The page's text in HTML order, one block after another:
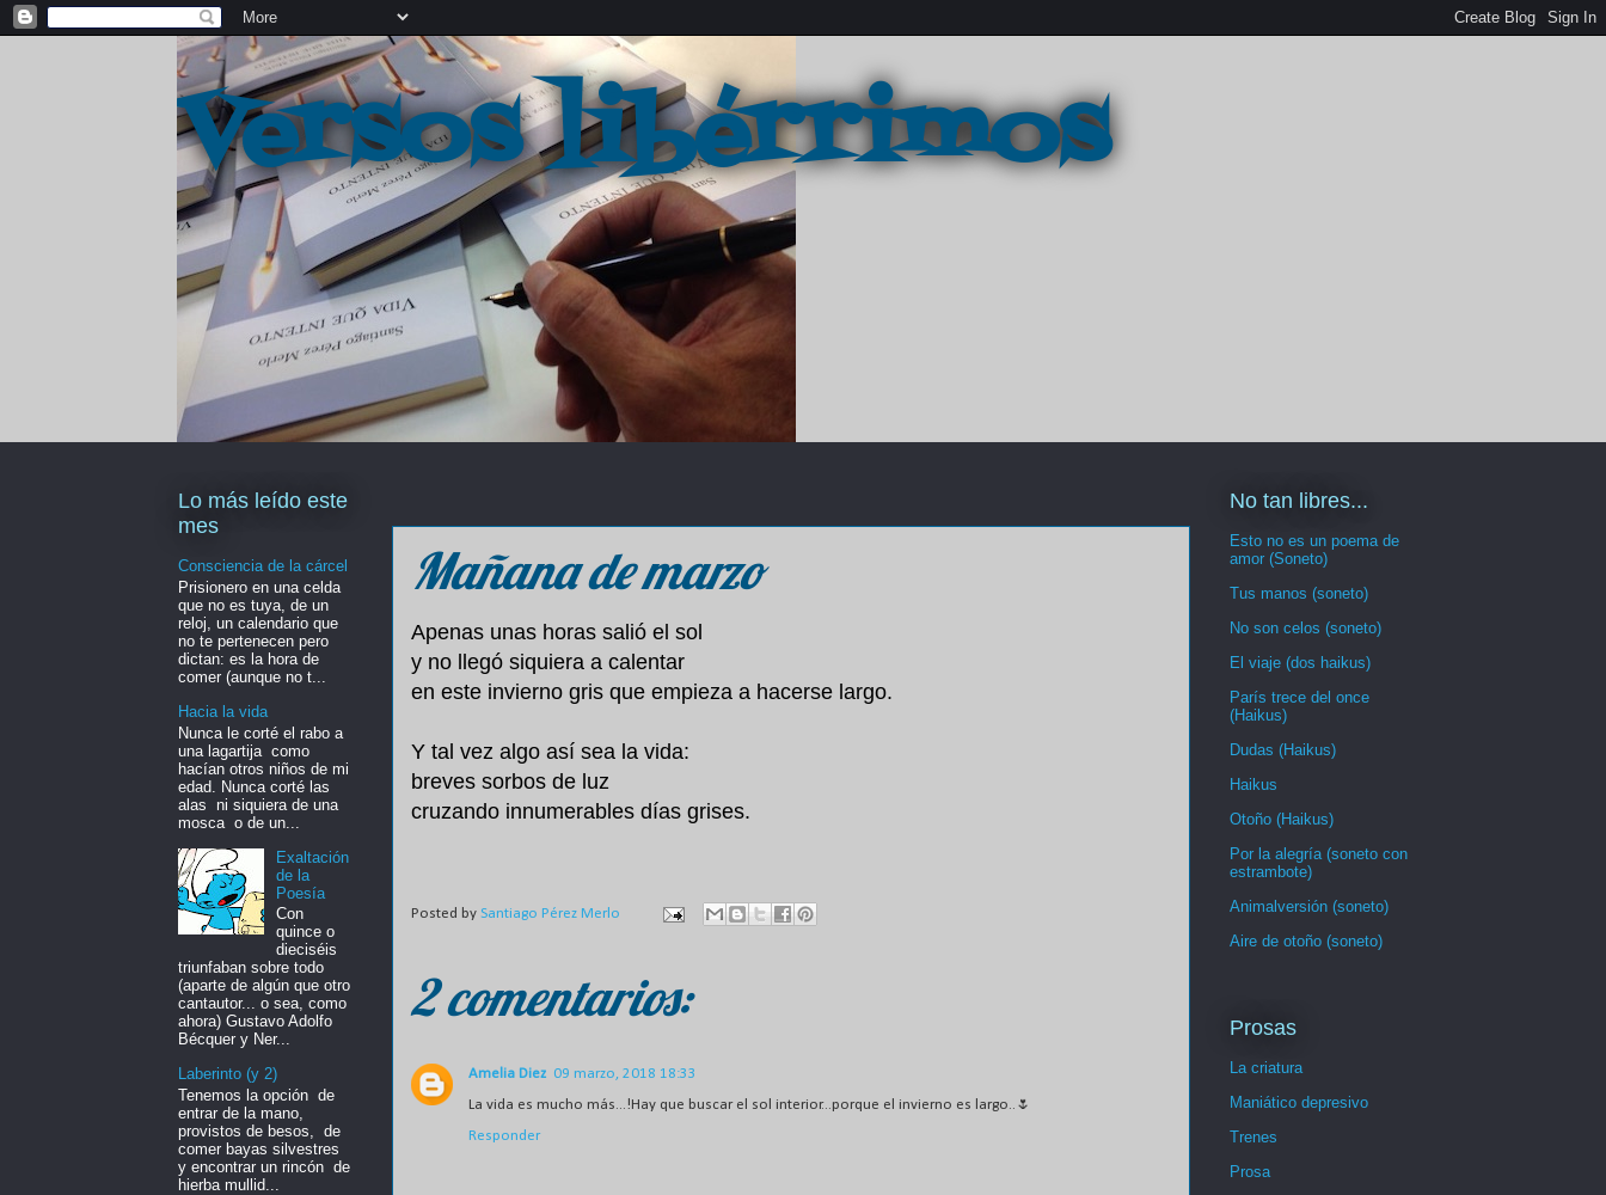
Versos libérrimos
Mañana de marzo
Apenas unas horas salió el sol
y no llegó siquiera a calentar
en este invierno gris que empieza a hacerse largo.
Y tal vez algo así sea la vida:
breves sorbos de luz
cruzando innumerables días grises.
Posted by Santiago Pérez Merlo
2 comentarios:
Amelia Diez 09 marzo, 2018 18:33
La vida es mucho más...!Hay que buscar el sol interior...porque el invierno es largo..🌷
Responder
Lo más leído este
mes
Consciencia de la cárcel
Prisionero en una celda
que no es tuya, de un
reloj, un calendario que
no te pertenecen pero
dictan: es la hora de
comer (aunque no t...
Hacia la vida
Nunca le corté el rabo a
una lagartija como
hacían otros niños de mi
edad. Nunca corté las
alas ni siquiera de una
mosca o de un...
Exaltación
de la
Poesía
Con
quince o
dieciséis
triunfaban sobre todo
(aparte de algún que otro
cantautor... o sea, como
ahora) Gustavo Adolfo
Bécquer y Ner...
Laberinto (y 2)
Tenemos la opción de
entrar de la mano,
provistos de besos, de
comer bayas silvestres
y encontrar un rincón de
hierba mullid...
No tan libres...
Esto no es un poema de
amor (Soneto)
Tus manos (soneto)
No son celos (soneto)
El viaje (dos haikus)
París trece del once
(Haikus)
Dudas (Haikus)
Haikus
Otoño (Haikus)
Por la alegría (soneto con
estrambote)
Animalversión (soneto)
Aire de otoño (soneto)
Prosas
La criatura
Maniático depresivo
Trenes
Prosa